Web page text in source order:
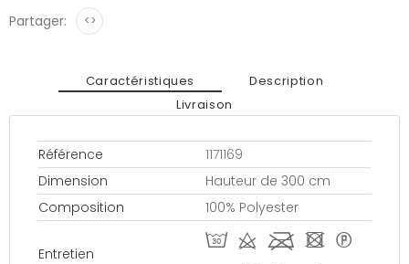
Partager: <>
Caractéristiques
Description
Livraison
Référence
1171169
Dimension
Hauteur de 300 cm
Composition
100% Polyester
Entretien
T d l - *